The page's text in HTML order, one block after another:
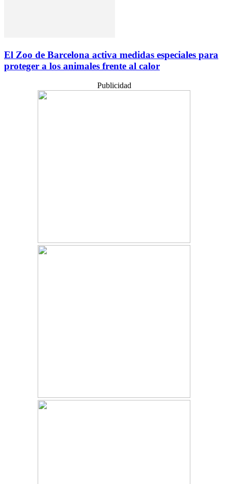
El Zoo de Barcelona activa medidas especiales para
proteger a los animales frente al calor
Publicidad